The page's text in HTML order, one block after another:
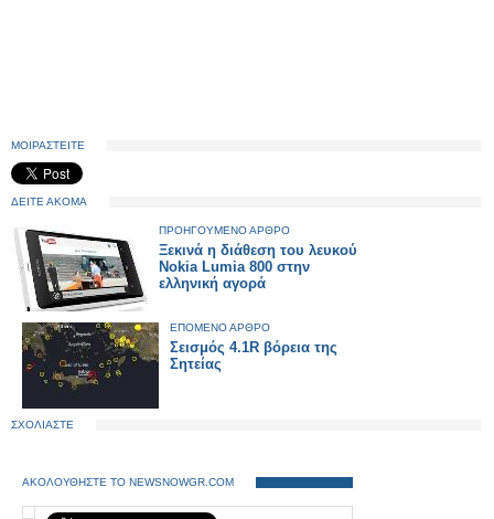
ΜΟΙΡΑΣΤΕΙΤΕ
ΔΕΙΤΕ ΑΚΟΜΑ
ΠΡΟΗΓΟΥΜΕΝΟ ΑΡΘΡΟ
Ξεκινά η διάθεση του λευκού
Nokia Lumia 800 στην
ελληνική αγορά
ΕΠΟΜΕΝΟ ΑΡΘΡΟ
Σεισμός 4.1R βόρεια της
Σητείας
ΣΧΟΛΙΑΣΤΕ
ΑΚΟΛΟΥΘΗΣΤΕ ΤΟ NEWSNOWGR.COM